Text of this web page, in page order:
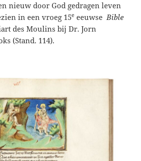
nieuw door God gedragen leven
in een vroeg 15e eeuwseBible
des Moulins bij Dr. Jorn
(Stand. 114).